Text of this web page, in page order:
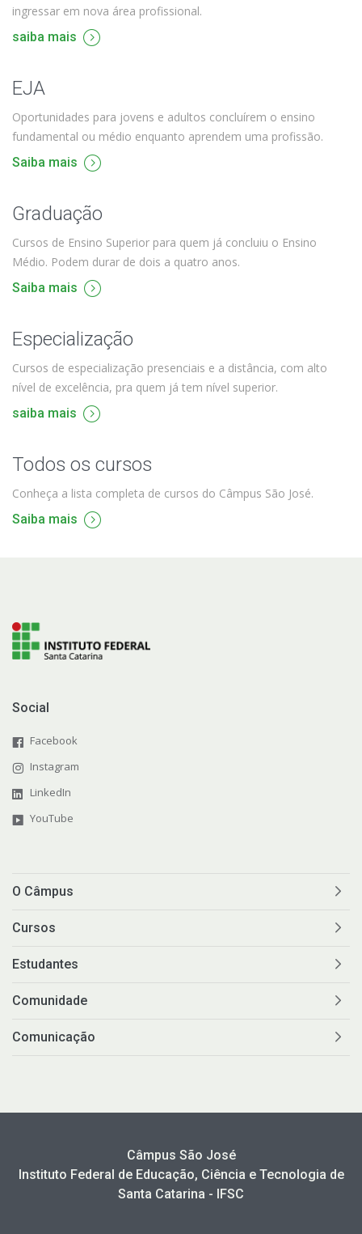
ingressar em nova área profissional.
saiba mais
EJA
Oportunidades para jovens e adultos concluírem o ensino
fundamental ou médio enquanto aprendem uma profissão.
Saiba mais
Graduação
Cursos de Ensino Superior para quem já concluiu o Ensino
Médio. Podem durar de dois a quatro anos.
Saiba mais
Especialização
Cursos de especialização presenciais e a distância, com alto
nível de excelência, pra quem já tem nível superior.
saiba mais
Todos os cursos
Conheça a lista completa de cursos do Câmpus São José.
Saiba mais
Social
Facebook
Instagram
LinkedIn
YouTube
O Câmpus
Cursos
Estudantes
Comunidade
Comunicação
Câmpus São José
Instituto Federal de Educação, Ciência e Tecnologia de
Santa Catarina - IFSC